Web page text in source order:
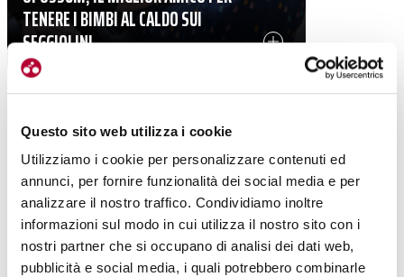
Questo sito web utilizza i cookie
Utilizziamo i cookie per personalizzare contenuti ed
annunci, per fornire funzionalità dei social media e per
analizzare il nostro traffico. Condividiamo inoltre
informazioni sul modo in cui utilizza il nostro sito con i
nostri partner che si occupano di analisi dei dati web,
pubblicità e social media, i quali potrebbero combinarle
TENERE I BIMBI AL CALDO SUI
SEGGIOLINI